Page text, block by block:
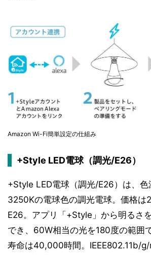
Amazon Wi-Fi簡単設定の仕組み
+Style LED電球（調光/E26）
+Style LED電球（調光/E26）は、
3250Kの電球色の調光電球。価格は
E26。アプリ「+Style」から明るさ
でき、60W相当の光を180度の範囲
寿命は40,000時間。IEEE802.11b/